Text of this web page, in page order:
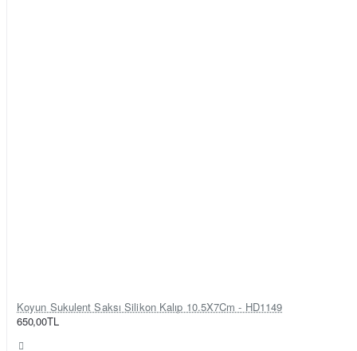
Koyun Sukulent Saksı Silikon Kalıp 10.5X7Cm - HD1149
650,00TL